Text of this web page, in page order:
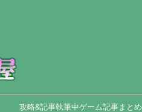
攻略&記事執筆中ゲーム記事まとめ